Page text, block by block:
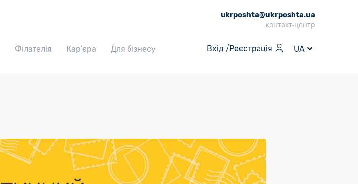
ukrposhta@ukrposhta.ua
контакт-центр
Філателія Кар’єра Для бізнесу Вхід /Реєстрація UA